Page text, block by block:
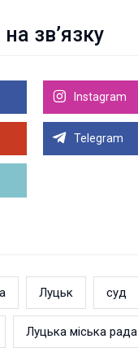
від поїздки
у Луцьку перевірили
зв’язку
Instagram
Telegram
Луцьк суд
Луцька міська рада